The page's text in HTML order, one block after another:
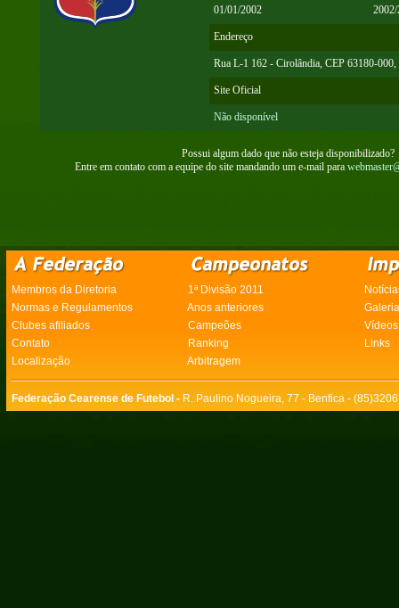
01/01/2002
Endereço
Rua L-1 162 - Cirolândia, CEP 63180-000,
Site Oficial
Não disponível
Possui algum dado que não esteja disponibilizado?
Entre em contato com a equipe do site mandando um e-mail para
Membros da Diretoria 1ª Divisão 2011
Normas e Regulamentos
Anos anteriores
Clubes afiliados
Campeões
Vídeos
Contato
Ranking
Links
Localização
Arbitragem
Federação Cearense de Futebol - R. Paulino Nogueira, 77 - Benfica -